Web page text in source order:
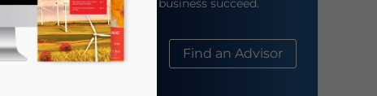
help your business succeed.
About Us Find an Advisor